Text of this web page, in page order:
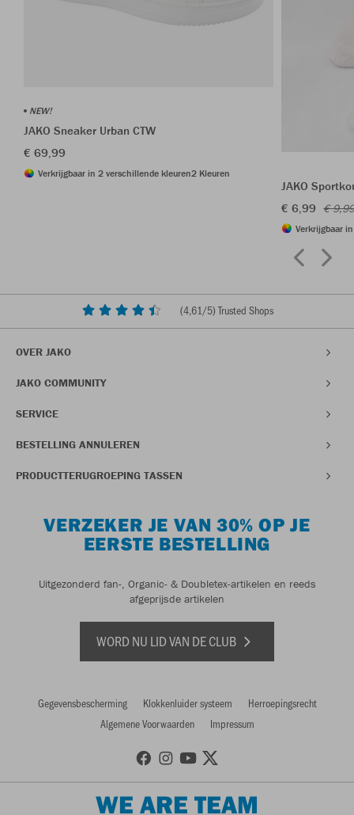
NEW!
JAKO Sneaker Urban CTW
€ 69,99
Verkrijgbaar in 2 verschillende kleuren2 Kleuren
JAKO
€ 6,99 €
Verkrijgbaar
(4,61/5) Trusted Shops
OVER JAKO
JAKO COMMUNITY
SERVICE
BESTELLING ANNULEREN
PRODUCTTERUGROEPING TASSEN
VERZEKER JE VAN 30% OP JE
EERSTE BESTELLING
Uitgezonderd fan-, Organic- & Doubletex-artikelen en reeds
afgeprijsde artikelen
WORD NU LID VAN DE CLUB
Gegevensbescherming Klokkenluider systeem
Herroepingsrecht
Algemene Voorwaarden
Impressum
WE ARE TEAM